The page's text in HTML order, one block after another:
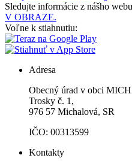
Sledujte informácie z nášho
V OBRAZE.
Voľne k stiahnutiu:
Adresa
Obecný úrad v obci
Trosky č. 1,
976 57 Michalová, SR
IČO: 00313599
Kontakty